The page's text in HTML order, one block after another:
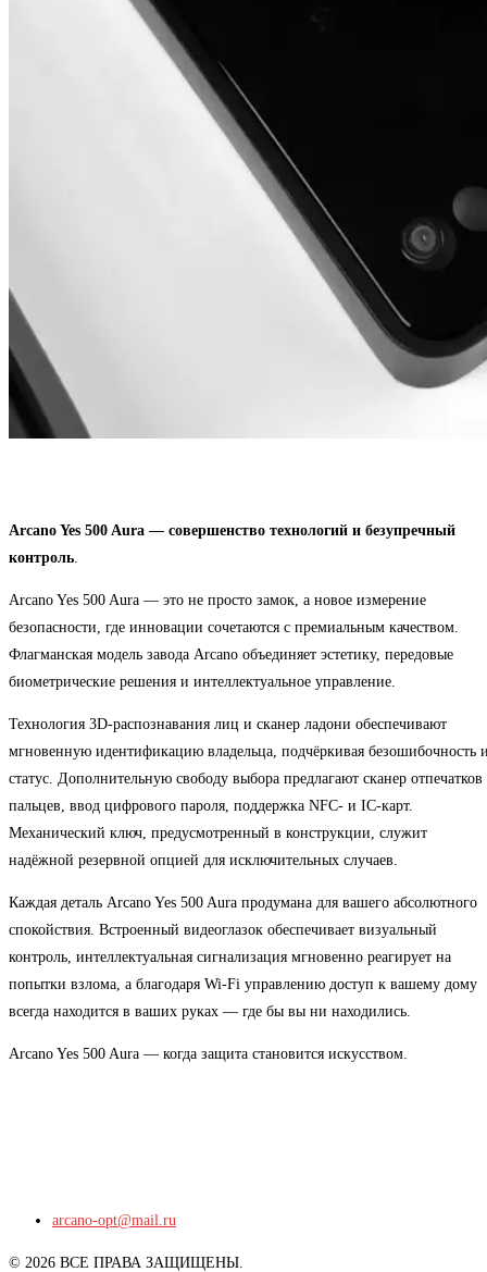
Arcano Yes 500 Aura — совершенство технологий и безупречный
контроль
Arcano Yes 500 Aura — это не просто замок, а новое измерение
безопасности, где инновации сочетаются с премиальным качеством.
Флагманская модель завода Arcano объединяет эстетику, передовые
биометрические решения и интеллектуальное управление.
Технология 3D-распознавания лиц и сканер ладони обеспечивают
мгновенную идентификацию владельца, подчёркивая безошибочность
статус. Дополнительную свободу выбора предлагают сканер отпечатков
пальцев, ввод цифрового пароля, поддержка NFC- и IC-карт.
Механический ключ, предусмотренный в конструкции, служит
надёжной резервной опцией для исключительных случаев.
Каждая деталь Arcano Yes 500 Aura продумана для вашего абсолютного
спокойствия. Встроенный видеоглазок обеспечивает визуальный
контроль, интеллектуальная сигнализация мгновенно реагирует на
попытки взлома, а благодаря Wi-Fi управлению доступ к вашему дому
всегда находится в ваших руках — где бы вы ни находились.
Arcano Yes 500 Aura — когда защита становится искусством.
arcano-opt@mail.ru
© 2026 ВСЕ ПРАВА ЗАЩИЩЕНЫ.